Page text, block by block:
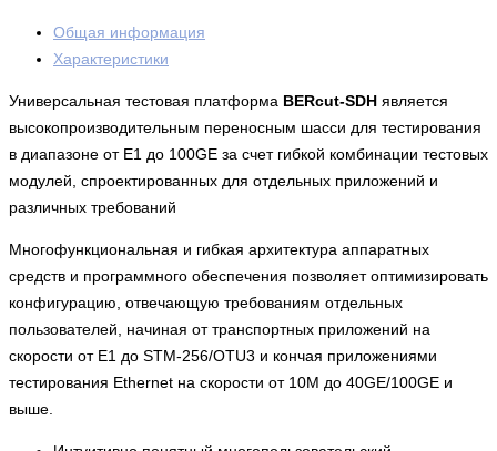
Общая информация
Характеристики
Универсальная тестовая платформа BERcut-SDH является
высокопроизводительным переносным шасси для тестирования
в диапазоне от E1 до 100GE за счет гибкой комбинации тестовых
модулей, спроектированных для отдельных приложений и
различных требований
Многофункциональная и гибкая архитектура аппаратных
средств и программного обеспечения позволяет оптимизировать
конфигурацию, отвечающую требованиям отдельных
пользователей, начиная от транспортных приложений на
скорости от E1 до STM-256/OTU3 и кончая приложениями
тестирования Ethernet на скорости от 10M до 40GE/100GE и
выше.